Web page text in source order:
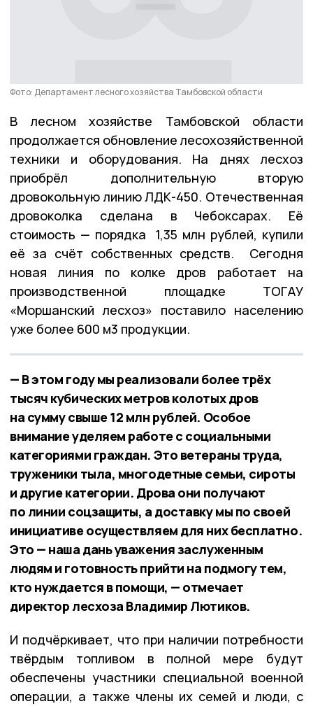
Фото: Департамент лесного хозяйства Тамбовской области
В лесном хозяйстве Тамбовской области
продолжается обновление лесохозяйственной
техники и оборудования. На днях лесхоз
приобрёл дополнительную вторую
дровокольную линию ЛДК-450. Отечественная
дровоколка сделана в Чебоксарах. Её
стоимость — порядка 1,35 млн рублей, купили
её за счёт собственных средств. Сегодня
новая линия по колке дров работает на
производственной площадке ТОГАУ
«Моршанский лесхоз» поставило населению
уже более 600 м3 продукции.
— В этом году мы реализовали более трёх
тысяч кубических метров колотых дров
на сумму свыше 12 млн рублей. Особое
внимание уделяем работе с социальными
категориями граждан. Это ветераны труда,
труженики тыла, многодетные семьи, сироты
и другие категории. Дрова они получают
по линии соцзащиты, а доставку мы по своей
инициативе осуществляем для них бесплатно.
Это — наша дань уважения заслуженным
людям и готовность прийти на подмогу тем,
кто нуждается в помощи, — отмечает
директор лесхоза Владимир Лютиков.
И подчёркивает, что при наличии потребности
твёрдым топливом в полной мере будут
обеспечены участники специальной военной
операции, а также члены их семей и люди, с